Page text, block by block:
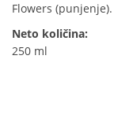
Flowers (punjenje).
Neto količina:
250 ml